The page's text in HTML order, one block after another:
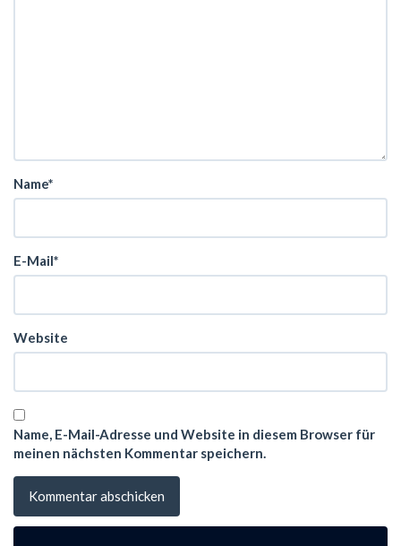
Name*
E-Mail*
Website
Name, E-Mail-Adresse und Website in diesem Browser für
meinen nächsten Kommentar speichern.